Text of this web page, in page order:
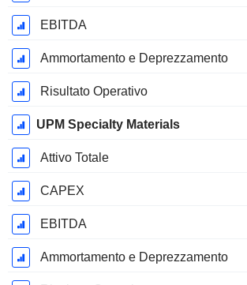
EBITDA
Ammortamento e Deprezzamento
Risultato Operativo
UPM Specialty Materials
Attivo Totale
CAPEX
EBITDA
Ammortamento e Deprezzamento